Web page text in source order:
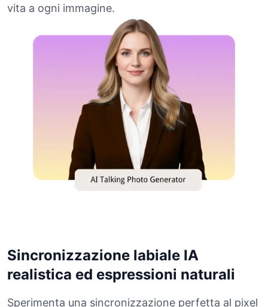
vita a ogni immagine.
Sincronizzazione labiale IA
realistica ed espressioni naturali
Sperimenta una sincronizzazione perfetta al pixel